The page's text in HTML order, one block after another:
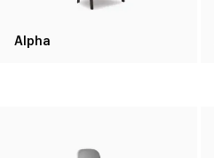
Alpha